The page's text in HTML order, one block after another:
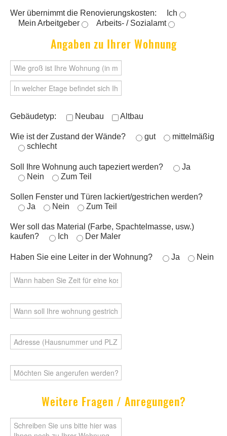
Wer übernimmt die Renovierungskosten:
Ich
Mein Arbeitgeber
Arbeits- / Sozialamt
Angaben zu Ihrer Wohnung
Gebäudetyp: Neubau Altbau
Wie ist der Zustand der Wände? gut
mittelmäßig
schlecht
Soll Ihre Wohnung auch tapeziert werden?
Ja
Nein
Zum Teil
Sollen Fenster und Türen lackiert/gestrichen werden?
Ja
Nein Zum Teil
Wer soll das Material (Farbe, Spachtelmasse, usw.)
kaufen?
Ich Der Maler
Haben Sie eine Leiter in der Wohnung? Ja Nein
Weitere Fragen / Anregungen?